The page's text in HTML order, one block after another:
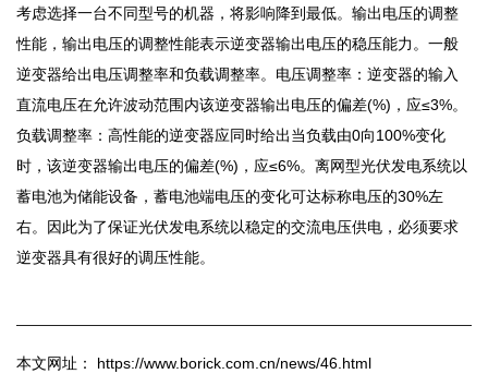
考虑选择一台不同型号的机器，将影响降到最低。输出电压的调整
性能，输出电压的调整性能表示逆变器输出电压的稳压能力。一般
逆变器给出电压调整率和负载调整率。电压调整率：逆变器的输入
直流电压在允许波动范围内该逆变器输出电压的偏差(%)，应≤3%。
负载调整率：高性能的逆变器应同时给出当负载由0向100%变化
时，该逆变器输出电压的偏差(%)，应≤6%。离网型光伏发电系统以
蓄电池为储能设备，蓄电池端电压的变化可达标称电压的30%左
右。因此为了保证光伏发电系统以稳定的交流电压供电，必须要求
逆变器具有很好的调压性能。
本文网址： https://www.borick.com.cn/news/46.html